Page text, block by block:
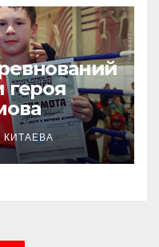
героя